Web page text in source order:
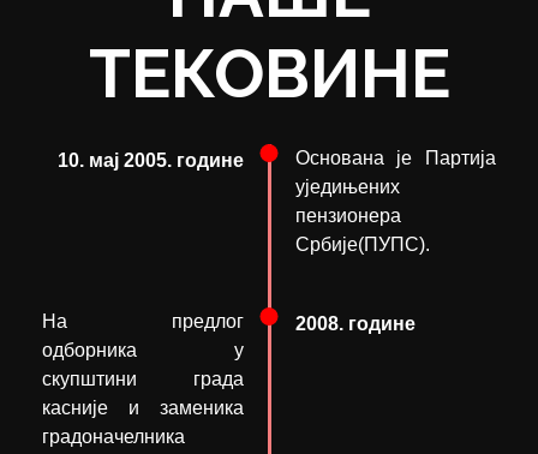
ТЕКОВИНЕ
10. мај 2005. године
Основана је Партија
уједињених
пензионера
Србије(ПУПС).
На предлог
одборника у
скупштини града
касније и заменика
градоначелника
2008. године